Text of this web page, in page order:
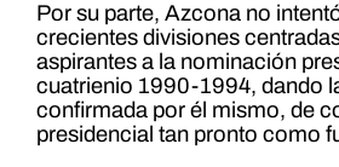
Por su parte, Azcona no
crecientes divisiones
aspirantes a la nominación
cuatrienio 1990-1994, dando
confirmada por él mismo, de
presidencial tan pronto como